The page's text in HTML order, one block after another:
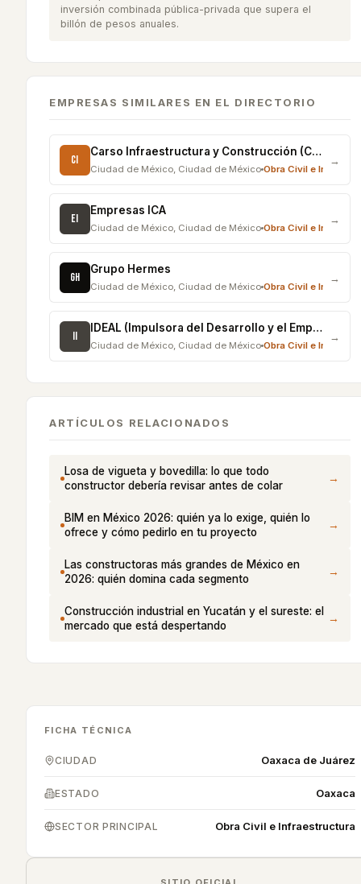
inversión combinada pública-privada que supera el
billón de pesos anuales.
EMPRESAS SIMILARES EN EL DIRECTORIO
CI
Carso Infraestructura y Construcción (CICSA)
Ciudad de México, Ciudad de México Obra Civil e
→
EI
Empresas ICA
Ciudad de México, Ciudad de México Obra Civil e
→
GH
Grupo Hermes
Ciudad de México, Ciudad de México Obra Civil e
→
II
IDEAL (Impulsora del Desarrollo y el Empleo en América Latina)
Ciudad de México, Ciudad de México Obra Civil e
→
ARTÍCULOS RELACIONADOS
Losa de vigueta y bovedilla: lo que todo
constructor debería revisar antes de colar
→
BIM en México 2026: quién ya lo exige, quién lo
ofrece y cómo pedirlo en tu proyecto
→
Las constructoras más grandes de México en
2026: quién domina cada segmento
→
Construcción industrial en Yucatán y el sureste: el
mercado que está despertando
→
FICHA TÉCNICA
CIUDAD Oaxaca de Juárez
ESTADO Oaxaca
SECTOR PRINCIPAL Obra Civil e Infraestructura